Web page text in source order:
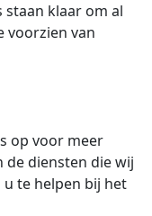
staan klaar om al
voorzien van
op voor meer
de diensten die wij
te helpen bij het